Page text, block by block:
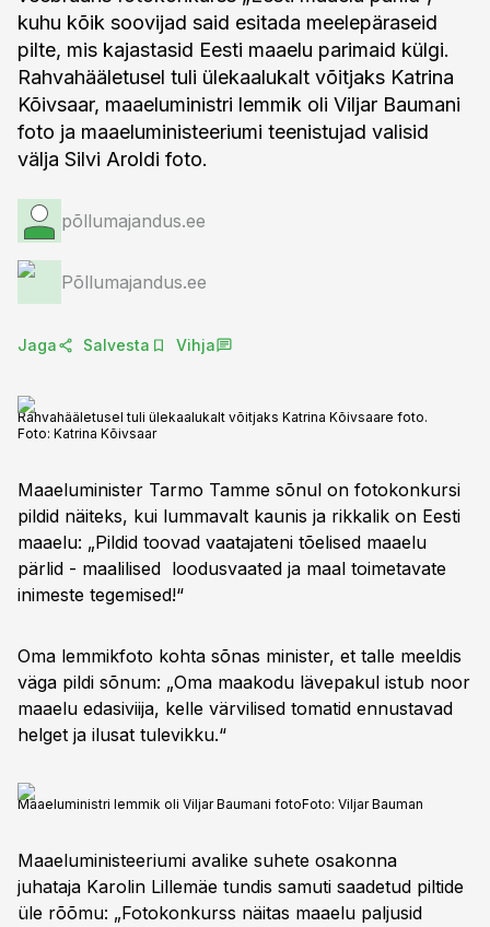
kuhu kõik soovijad said esitada meelepäraseid
pilte, mis kajastasid Eesti maaelu parimaid külgi.
Rahvahääletusel tuli ülekaalukalt võitjaks Katrina
Kõivsaar, maaeluministri lemmik oli Viljar Baumani
foto ja maaeluministeeriumi teenistujad valisid
välja Silvi Aroldi foto.
põllumajandus.ee
Põllumajandus.ee
Jaga Salvesta Vihja
Rahvahääletusel tuli ülekaalukalt võitjaks Katrina Kõivsaare foto.
Foto: Katrina Kõivsaar
Maaeluminister Tarmo Tamme sõnul on fotokonkursi
pildid näiteks, kui lummavalt kaunis ja rikkalik on Eesti
maaelu: „Pildid toovad vaatajateni tõelised maaelu
pärlid - maalilised loodusvaated ja maal toimetavate
inimeste tegemised!“
Oma lemmikfoto kohta sõnas minister, et talle meeldis
väga pildi sõnum: „Oma maakodu lävepakul istub noor
maaelu edasiviija, kelle värvilised tomatid ennustavad
helget ja ilusat tulevikku.“
Maaeluministri lemmik oli Viljar Baumani fotoFoto: Viljar Bauman
Maaeluministeeriumi avalike suhete osakonna
juhataja Karolin Lillemäe tundis samuti saadetud piltide
üle rõõmu: „Fotokonkurss näitas maaelu paljusid